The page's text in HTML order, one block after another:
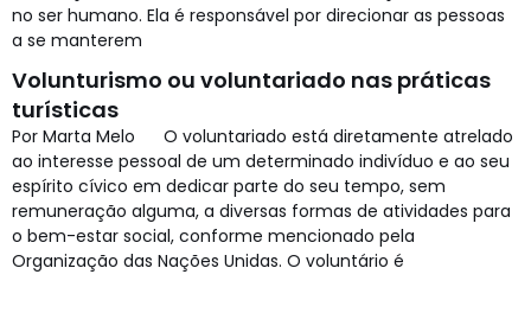
no ser humano. Ela é responsável por direcionar as pessoas
a se manterem
Volunturismo ou voluntariado nas práticas
turísticas
Por Marta Melo O voluntariado está diretamente atrelado
ao interesse pessoal de um determinado indivíduo e ao seu
espírito cívico em dedicar parte do seu tempo, sem
remuneração alguma, a diversas formas de atividades para
o bem-estar social, conforme mencionado pela
Organização das Nações Unidas. O voluntário é